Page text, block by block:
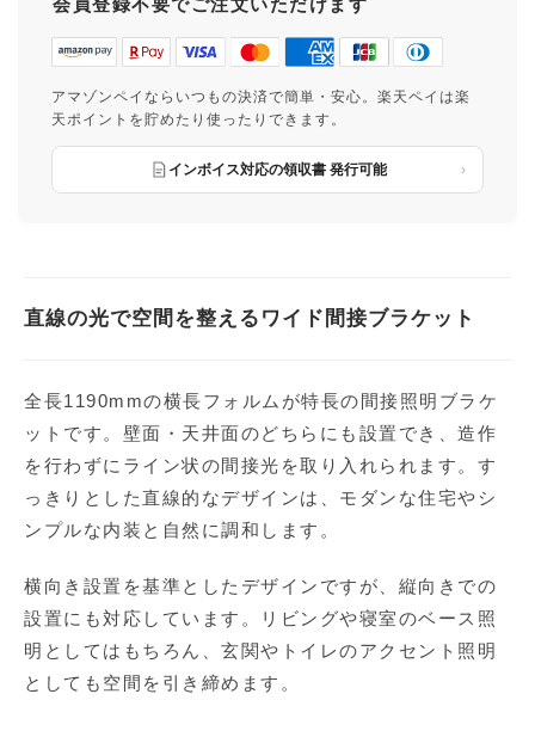
会員登録不要でご注文いただけます
アマゾンペイならいつもの決済で簡単・安心。楽天ペイは楽
天ポイントを貯めたり使ったりできます。
インボイス対応の領収書 発行可能
直線の光で空間を整えるワイド間接ブラケット
全長1190mmの横長フォルムが特長の間接照明ブラケ
ットです。壁面・天井面のどちらにも設置でき、造作
を行わずにライン状の間接光を取り入れられます。す
っきりとした直線的なデザインは、モダンな住宅やシ
ンプルな内装と自然に調和します。
横向き設置を基準としたデザインですが、縦向きでの
設置にも対応しています。リビングや寝室のベース照
明としてはもちろん、玄関やトイレのアクセント照明
としても空間を引き締めます。